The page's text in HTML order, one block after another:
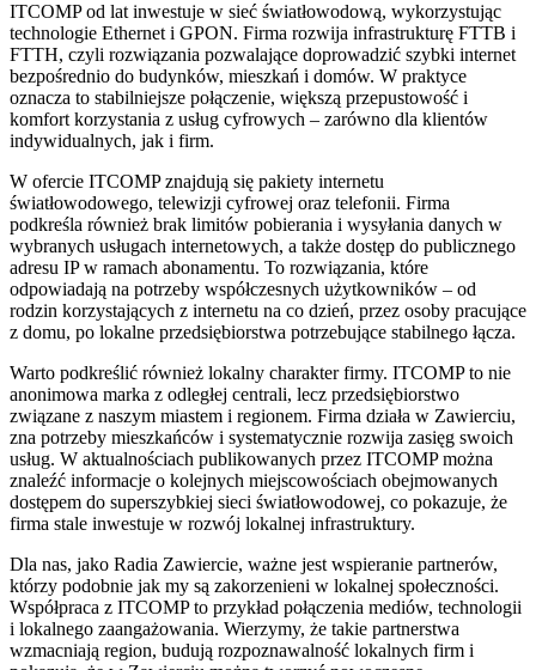
ITCOMP od lat inwestuje w sieć światłowodową, wykorzystując
technologie Ethernet i GPON. Firma rozwija infrastrukturę FTTB i
FTTH, czyli rozwiązania pozwalające doprowadzić szybki internet
bezpośrednio do budynków, mieszkań i domów. W praktyce
oznacza to stabilniejsze połączenie, większą przepustowość i
komfort korzystania z usług cyfrowych – zarówno dla klientów
indywidualnych, jak i firm.
W ofercie ITCOMP znajdują się pakiety internetu
światłowodowego, telewizji cyfrowej oraz telefonii. Firma
podkreśla również brak limitów pobierania i wysyłania danych w
wybranych usługach internetowych, a także dostęp do publicznego
adresu IP w ramach abonamentu. To rozwiązania, które
odpowiadają na potrzeby współczesnych użytkowników – od
rodzin korzystających z internetu na co dzień, przez osoby pracujące
z domu, po lokalne przedsiębiorstwa potrzebujące stabilnego łącza.
Warto podkreślić również lokalny charakter firmy. ITCOMP to nie
anonimowa marka z odległej centrali, lecz przedsiębiorstwo
związane z naszym miastem i regionem. Firma działa w Zawierciu,
zna potrzeby mieszkańców i systematycznie rozwija zasięg swoich
usług. W aktualnościach publikowanych przez ITCOMP można
znaleźć informacje o kolejnych miejscowościach obejmowanych
dostępem do superszybkiej sieci światłowodowej, co pokazuje, że
firma stale inwestuje w rozwój lokalnej infrastruktury.
Dla nas, jako Radia Zawiercie, ważne jest wspieranie partnerów,
którzy podobnie jak my są zakorzenieni w lokalnej społeczności.
Współpraca z ITCOMP to przykład połączenia mediów, technologii
i lokalnego zaangażowania. Wierzymy, że takie partnerstwa
wzmacniają region, budują rozpoznawalność lokalnych firm i